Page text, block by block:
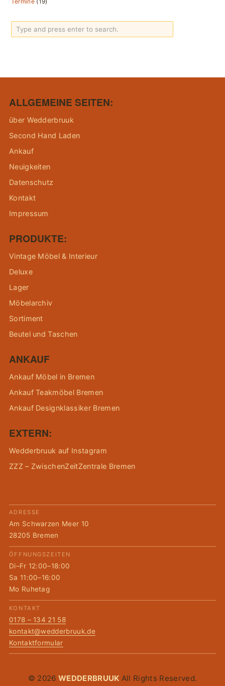
ALLGEMEINE SEITEN:
über Wedderbruuk
Second Hand Laden
Ankauf
Neuigkeiten
Datenschutz
Kontakt
Impressum
PRODUKTE:
Vintage Möbel & Interieur
Deluxe
Lager
Möbelarchiv
Sortiment
Beutel und Taschen
ANKAUF
Ankauf Möbel in Bremen
Ankauf Teakmöbel Bremen
Ankauf Designklassiker Bremen
EXTERN:
Wedderbruuk auf Instagram
ZZZ – ZwischenZeitZentrale Bremen
ADRESSE
Am Schwarzen Meer 10
28205 Bremen
ÖFFNUNGSZEITEN
Di–Fr 12:00–18:00
Sa 11:00–16:00
Mo Ruhetag
KONTAKT
0178 – 134 21 58
kontakt@wedderbruuk.de
Kontaktformular
© 2026 WEDDERBRUUK All Rights Reserved.